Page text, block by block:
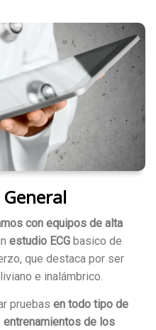
con equipos de alta
estudio ECGbasico de
que destaca por ser
e inalámbrico.
pruebas en todo tipo de
entrenamientos de los